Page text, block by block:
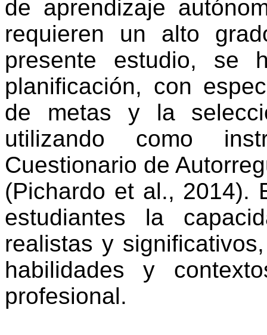
de aprendizaje
requieren un alto
presente estudio, se
planificación, con
de metas y la
utilizando como
Cuestionario de
(Pichardo et al., 2014).
estudiantes la
realistas y
habilidades y
profesional.